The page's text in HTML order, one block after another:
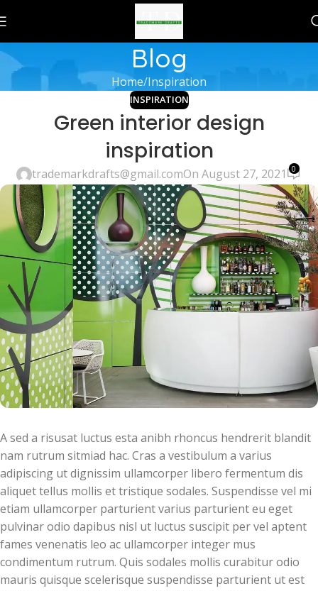
Blog
Home Inspiration
INSPIRATION
Green interior design
inspiration
trademarkdrafts@gmail.comOn August 27, 2021 0
A sed a risusat luctus esta anibh rhoncus hendrerit blandit
nam rutrum sitmiad hac. Cras a vestibulum a varius
adipiscing ut dignissim ullamcorper libero fermentum dis
aliquet tellus mollis et tristique sodales. Suspendisse vel mi
etiam ullamcorper parturient varius parturient eu eget
pulvinar odio dapibus nisl ut luctus suscipit per vel aptent
fames venenatis leo ac ullamcorper integer mus
condimentum rutrum. Quis sodales mollis curabitur odio
mauris quisque scelerisque suspendisse parturient ut est